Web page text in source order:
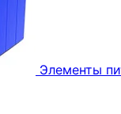
Элементы